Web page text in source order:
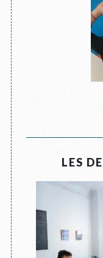
LES